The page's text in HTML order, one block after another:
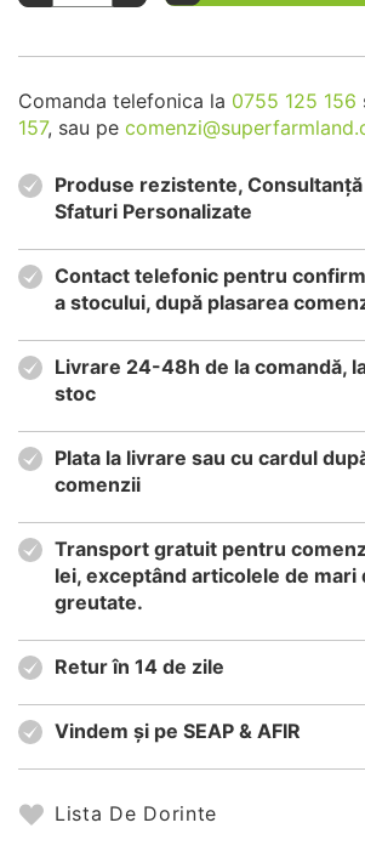
Comanda telefonica la 0755 125 156
157, sau pe
Produse rezistente,
Sfaturi Personalizate
Contact telefonic pentru
a stocului, după plasarea
Livrare 24-48h de la comandă,
stoc
Plata la livrare sau cu cardul
comenzii
Transport gratuit pentru
lei, exceptând articolele de mari
greutate.
Retur în 14 de zile
Vindem și pe SEAP & AFIR
Lista De Dorinte